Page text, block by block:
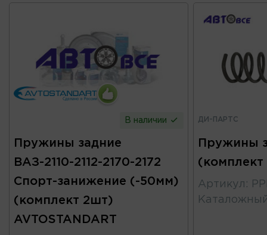
В наличии
Пружины задние
ВАЗ-2110-2112-2170-2172
Спорт-занижение (-50мм)
(комплект 2шт)
AVTOSTANDART
ДИ-ПАРТС
Пружины
Артикул :